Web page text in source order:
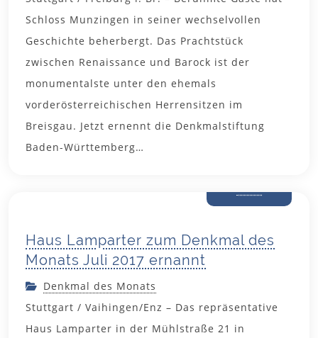
Schloss Munzingen in seiner wechselvollen
Geschichte beherbergt. Das Prachtstück
zwischen Renaissance und Barock ist der
monumentalste unter den ehemals
vorderösterreichischen Herrensitzen im
Breisgau. Jetzt ernennt die Denkmalstiftung
Baden-Württemberg…
Haus Lamparter zum Denkmal des
Monats Juli 2017 ernannt
Denkmal des Monats
Stuttgart / Vaihingen/Enz – Das repräsentative
Haus Lamparter in der Mühlstraße 21 in